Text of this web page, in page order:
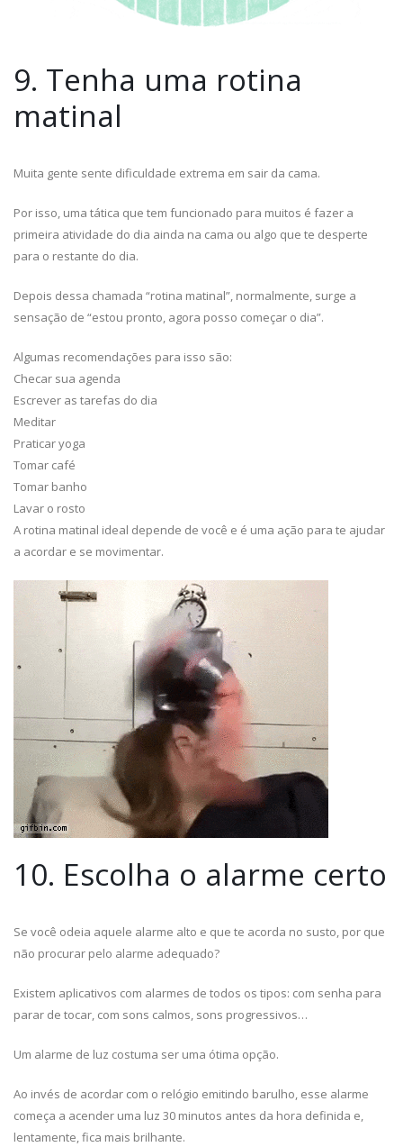
9. Tenha uma rotina
matinal
Muita gente sente dificuldade extrema em sair da cama.
Por isso, uma tática que tem funcionado para muitos é fazer a
primeira atividade do dia ainda na cama ou algo que te desperte
para o restante do dia.
Depois dessa chamada “rotina matinal”, normalmente, surge a
sensação de “estou pronto, agora posso começar o dia”.
Algumas recomendações para isso são:
Checar sua agenda
Escrever as tarefas do dia
Meditar
Praticar yoga
Tomar café
Tomar banho
Lavar o rosto
A rotina matinal ideal depende de você e é uma ação para te ajudar
a acordar e se movimentar.
10. Escolha o alarme certo
Se você odeia aquele alarme alto e que te acorda no susto, por que
não procurar pelo alarme adequado?
Existem aplicativos com alarmes de todos os tipos: com senha para
parar de tocar, com sons calmos, sons progressivos…
Um alarme de luz costuma ser uma ótima opção.
Ao invés de acordar com o relógio emitindo barulho, esse alarme
começa a acender uma luz 30 minutos antes da hora definida e,
lentamente, fica mais brilhante.